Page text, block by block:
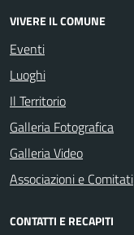
VIVERE IL COMUNE
Eventi
Luoghi
Il Territorio
Galleria Fotografica
Galleria Video
Associazioni e Comitati
CONTATTI E RECAPITI